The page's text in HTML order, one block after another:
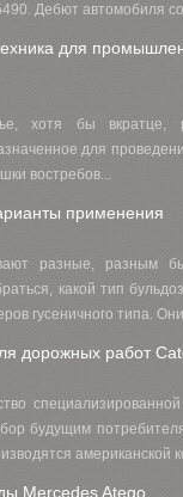
Дебют автомобиля
для
хотя бы вкратце,
для
востребов...
применения
разные, разным
какой тип
гусеничного типа.
дорожных работ
будущим
американской
Mercedes Atego